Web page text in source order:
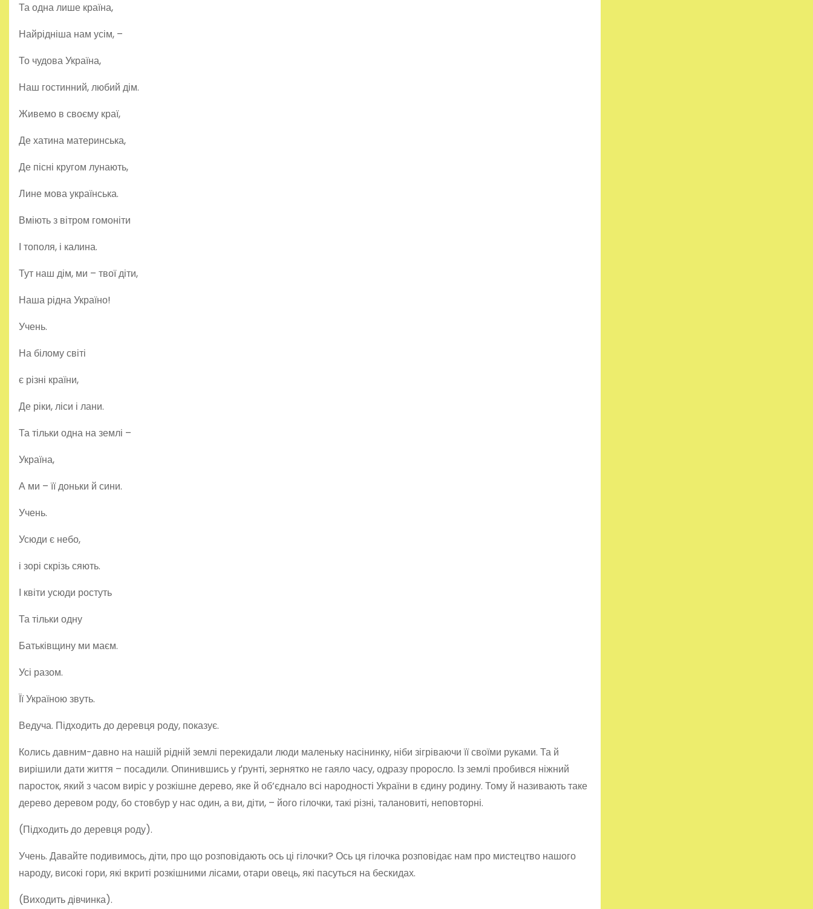
Та одна лише країна,
Найрідніша нам усім, –
То чудова Україна,
Наш гостинний, любий дім.
Живемо в своєму краї,
Де хатина материнська,
Де пісні кругом лунають,
Лине мова українська.
Вміють з вітром гомоніти
І тополя, і калина.
Тут наш дім, ми – твої діти,
Наша рідна Україно!
Учень.
На білому світі
є різні країни,
Де ріки, ліси і лани.
Та тільки одна на землі –
Україна,
А ми – її доньки й сини.
Учень.
Усюди є небо,
і зорі скрізь сяють.
І квіти усюди ростуть
Та тільки одну
Батьківщину ми маєм.
Усі разом.
Її Україною звуть.
Ведуча. Підходить до деревця роду, показує.
Колись давним-давно на нашій рідній землі перекидали люди маленьку насінинку, ніби зігріваючи її своїми руками. Та й
вирішили дати життя – посадили. Опинившись у ґрунті, зернятко не гаяло часу, одразу проросло. Із землі пробився ніжний
паросток, який з часом виріс у розкішне дерево, яке й об’єднало всі народності України в єдину родину. Тому й називають таке
дерево деревом роду, бо стовбур у нас один, а ви, діти, – його гілочки, такі різні, талановиті, неповторні.
(Підходить до деревця роду).
Учень. Давайте подивимось, діти, про що розповідають ось ці гілочки? Ось ця гілочка розповідає нам про мистецтво нашого
народу, високі гори, які вкриті розкішними лісами, отари овець, які пасуться на бескидах.
(Виходить дівчинка).